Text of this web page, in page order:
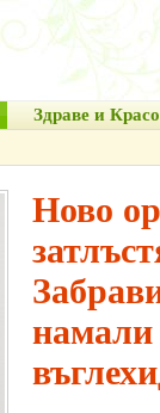
Здраве и
Ново
намали